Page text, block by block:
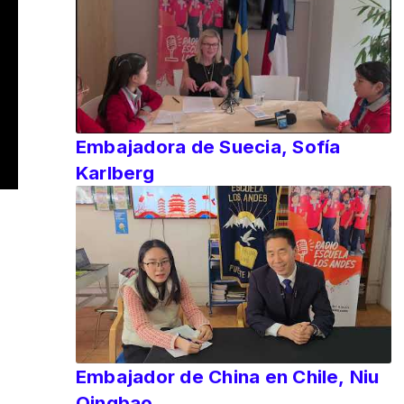
Embajadora de Suecia, Sofía
Karlberg
Embajador de China en Chile, Niu